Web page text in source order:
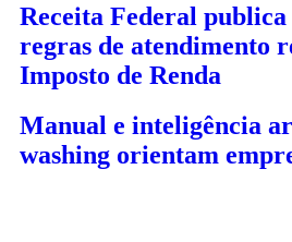
Receita Federal
regras de atendimento
Imposto de Renda
Manual e inteligência
washing orientam